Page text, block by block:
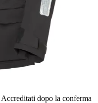
Accreditati dopo la conferma